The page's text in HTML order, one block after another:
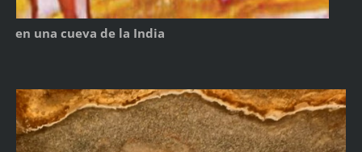
en una cueva de la India